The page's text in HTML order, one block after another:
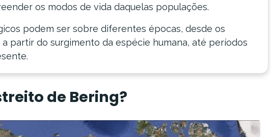
os modos de vida daquelas populações.
podem ser sobre diferentes épocas, desde os
partir do surgimento da espécie humana, até períodos
de Bering?